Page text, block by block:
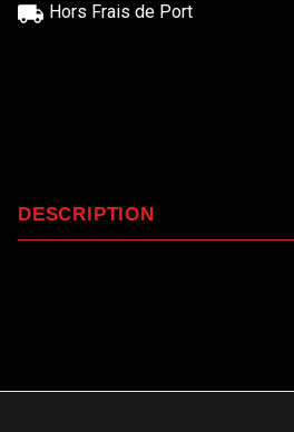
Hors Frais de Port
DESCRIPTION